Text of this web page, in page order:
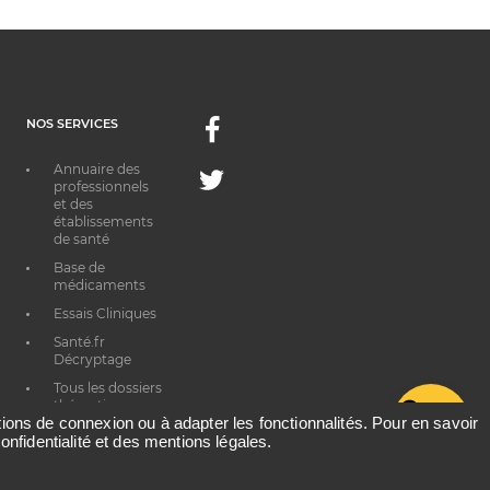
NOS SERVICES
Annuaire des
professionnels
et des
établissements
de santé
Base de
médicaments
Essais Cliniques
Santé.fr
Décryptage
Tous les dossiers
thématiques
Facebook
Twitter
de connexion ou à adapter les fonctionnalités. Pour en savoir
et des mentions légales.